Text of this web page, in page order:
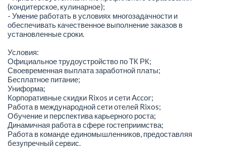
(кондитерское, кулинарное);
- Умение работать в условиях многозадачности и
обеспечивать качественное выполнение заказов в
установленные сроки.
Условия:
Официальное трудоустройство по ТК РК;
Своевременная выплата заработной платы;
Бесплатное питание;
Униформа;
Корпоративные скидки Rixos и сети Accor;
Работа в международной сети отелей Rixos;
Обучение и перспектива карьерного роста;
Динамичная работа в сфере гостеприимства;
Работа в команде единомышленников, предоставляя
безупречный сервис.